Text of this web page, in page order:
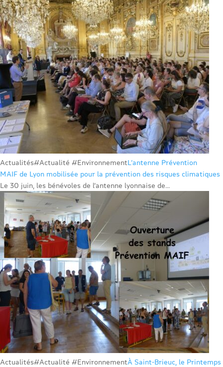
Actualités#Actualité #EnvironnementL’antenne Prévention
MAIF de Lyon mobilisée pour la prévention des risques climatiques
Le 30 juin, les bénévoles de l’antenne lyonnaise de...
Actualités#Actualité #EnvironnementÀ Saint-Brieuc, le Printemps